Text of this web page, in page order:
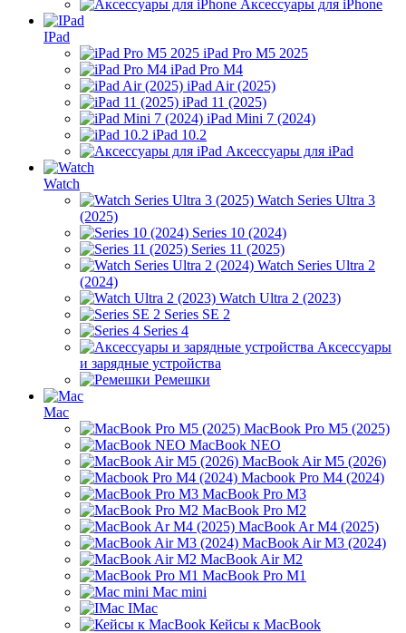
Аксессуары для iPhone
IPad
iPad Pro M5 2025
iPad Pro M4
iPad Air (2025)
iPad 11 (2025)
iPad Mini 7 (2024)
iPad 10.2
Аксессуары для iPad
Watch
Watch Series Ultra 3
(2025)
Series 10 (2024)
Series 11 (2025)
Watch Series Ultra 2
(2024)
Watch Ultra 2 (2023)
Series SE 2
Series 4
Аксессуары
и зарядные устройства
Ремешки
Mac
MacBook Pro M5 (2025)
MacBook NEO
MacBook Air M5 (2026)
Macbook Pro M4 (2024)
MacBook Pro M3
MacBook Pro M2
MacBook Ar M4 (2025)
MacBook Air M3 (2024)
MacBook Air M2
MacBook Pro M1
Mac mini
IMac
Кейсы к MacBook